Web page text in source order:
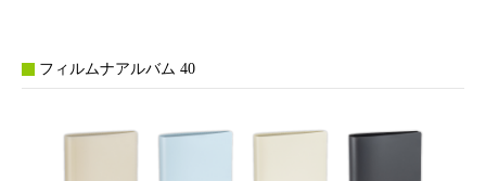
フィルムナアルバム 40